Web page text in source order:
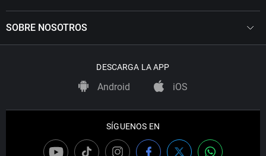
SOBRE NOSOTROS
DESCARGA LA APP
Android iOS
SÍGUENOS EN